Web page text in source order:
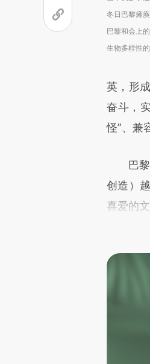
冬日巴黎瘫
巴黎和会上
生物多样性
英，形
奋斗，
怪”、兼
巴黎的
创造）
喜爱的